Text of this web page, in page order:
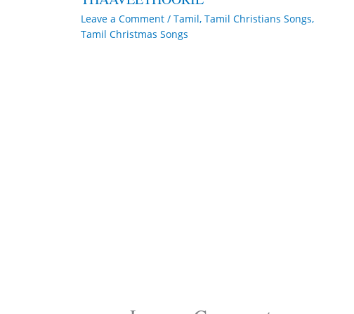
Leave a Comment / Tamil, Tamil Christians Songs,
Tamil Christmas Songs